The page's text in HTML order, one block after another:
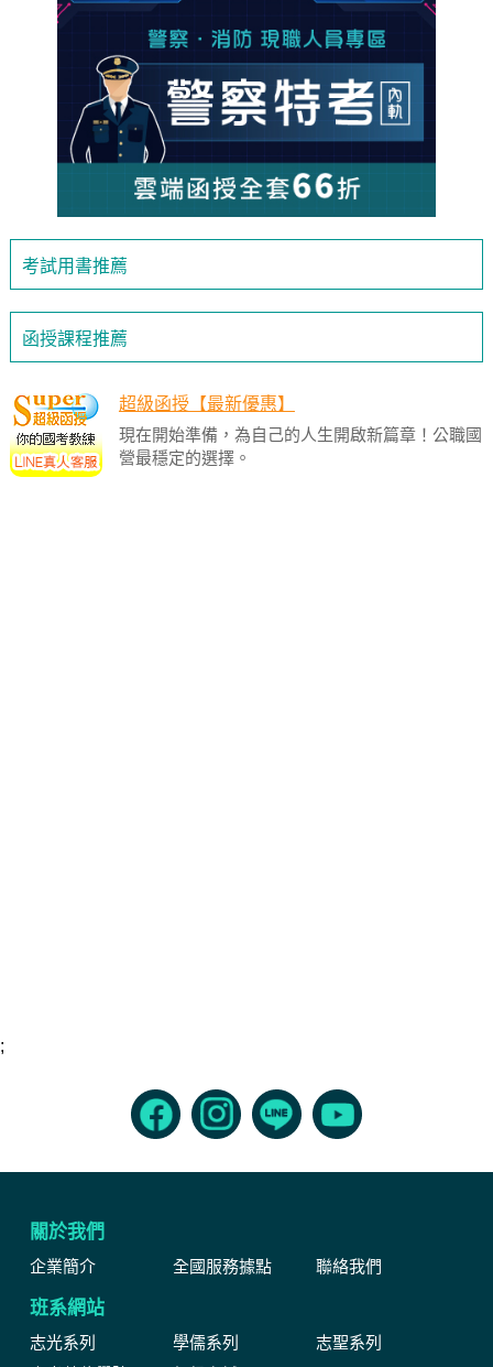
考試用書推薦
函授課程推薦
超級函授【最新優惠】
現在開始準備，為自己的人生開啟新篇章！公職國
營最穩定的選擇。
;
關於我們
企業簡介 全國服務據點 聯絡我們
班系網站
志光系列 學儒系列
志聖系列